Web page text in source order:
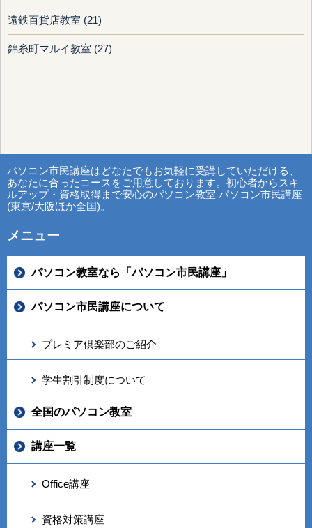
遠鉄百貨店教室 (21)
錦糸町マルイ教室 (27)
パソコン市民講座はどなたでもお気軽に受講していただける、
あなたに合ったコースをご用意しております。初心者からスキ
ルアップ・資格取得まで安心のパソコン教室 パソコン市民講座
(東京/大阪ほか全国)。
メニュー
パソコン教室なら「パソコン市民講座」
パソコン市民講座について
プレミア倶楽部のご紹介
学生割引制度について
全国のパソコン教室
講座一覧
Office講座
資格対策講座